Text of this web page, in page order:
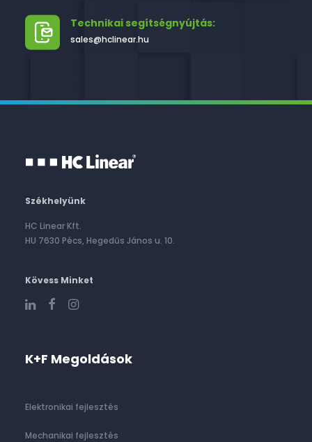
Technikai segítségnyújtás:
sales@hclinear.hu
Székhelyünk
HC Linear Kft.
HU 7630 Pécs, Hegedűs János u. 10.
Kövess Minket
K+F Megoldások
Elektronikai fejlesztés
Mechanikai fejlesztés